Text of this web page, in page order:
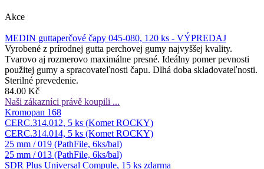
Akce
MEDIN guttaperčové čapy 045-080, 120 ks - VÝPREDAJ
Vyrobené z prírodnej gutta perchovej gumy najvyššej kvality.
Tvarovo aj rozmerovo maximálne presné. Ideálny pomer pevnosti
použitej gumy a spracovateľnosti čapu. Dlhá doba skladovateľnosti.
Sterilné prevedenie.
84.00 Kč
Naši zákazníci právě koupili ...
Kromopan 168
CERC.314.012, 5 ks (Komet ROCKY)
CERC.314.014, 5 ks (Komet ROCKY)
25 mm / 019 (PathFile, 6ks/bal)
25 mm / 013 (PathFile, 6ks/bal)
SDR Plus Universal Compule, 15 ks zdarma